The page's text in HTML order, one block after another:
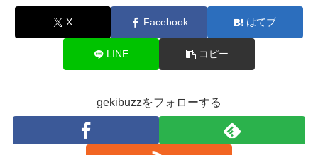
X Facebook はてブ
LINE コピー
gekibuzzをフォローする